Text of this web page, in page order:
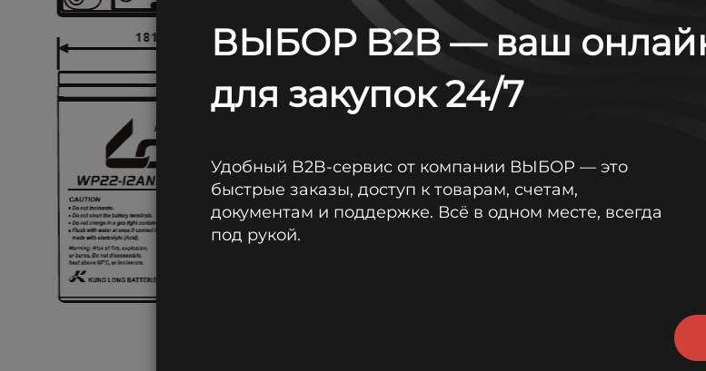
ВЫБОР B2B — ваш
для закупок 24/7
Удобный B2B-сервис от компании ВЫБОР — это
быстрые заказы, доступ к товарам, счетам,
документам и поддержке. Всё в одном месте, всегда
под рукой.